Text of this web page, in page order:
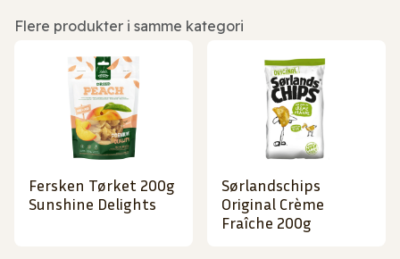
Flere produkter i samme kategori
Fersken Tørket 200g
Sunshine Delights
Sørlandschips
Original Crème
Fraîche 200g